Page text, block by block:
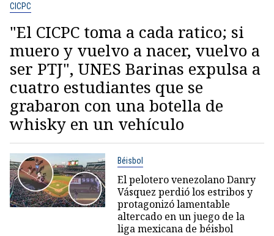
CICPC
"El CICPC toma a cada ratico; si
muero y vuelvo a nacer, vuelvo a
ser PTJ", UNES Barinas expulsa a
cuatro estudiantes que se
grabaron con una botella de
whisky en un vehículo
Béisbol
El pelotero venezolano Danry
Vásquez perdió los estribos y
protagonizó lamentable
altercado en un juego de la
liga mexicana de béisbol